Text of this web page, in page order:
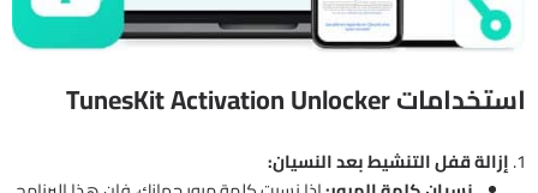
استخدامات TunesKit Activation Unlocker
1. إزالة قفل التنشيط بعد النسيان: